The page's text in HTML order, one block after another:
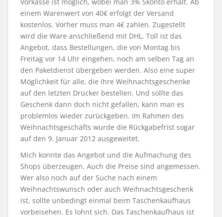
einem Warenwert von 40€ erfolgt der Versand
kostenlos. Vorher muss man 4€ zahlen. Zugestellt
wird die Ware anschließend mit DHL. Toll ist das
Angebot, dass Bestellungen, die von Montag bis
Freitag vor 14 Uhr eingehen, noch am selben Tag an
den Paketdienst übergeben werden. Also eine super
Möglichkeit für alle, die ihre Weihnachtsgeschenke
auf den letzten Drücker bestellen. Und sollte das
Geschenk dann doch nicht gefallen, kann man es
problemlos wieder zurückgeben. Im Rahmen des
Weihnachtsgeschäfts wurde die Rückgabefrist sogar
auf den 9. Januar 2012 ausgeweitet.
Mich konnte das Angebot und die Aufmachung des
Shops überzeugen. Auch die Preise sind angemessen.
Wer also noch auf der Suche nach einem
Weihnachtswunsch oder auch Weihnachtsgeschenk
ist, sollte unbedingt einmal beim Taschenkaufhaus
vorbeisehen. Es lohnt sich. Das Taschenkaufhaus ist